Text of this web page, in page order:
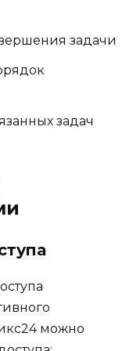
задачи
задач
можно